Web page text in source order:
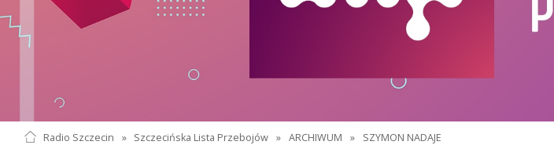
Radio Szczecin » Szczecińska Lista Przebojów » ARCHIWUM » SZYMON NADAJE